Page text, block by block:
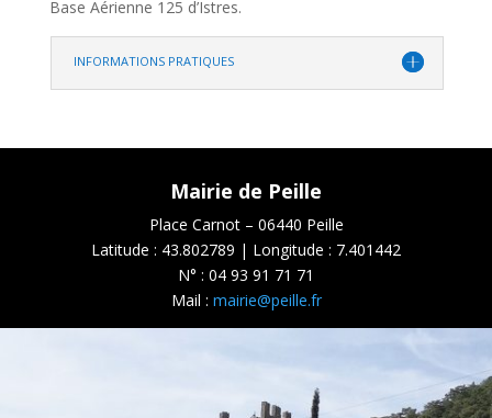
Base Aérienne 125 d’Istres.
INFORMATIONS PRATIQUES
Mairie de Peille
Place Carnot – 06440 Peille
Latitude : 43.802789 | Longitude : 7.401442
N° : 04 93 91 71 71
Mail : mairie@peille.fr